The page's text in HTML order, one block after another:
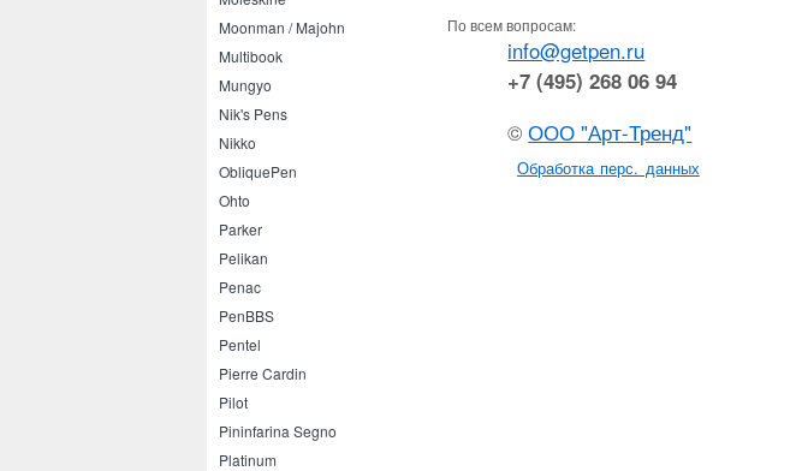
Moonman / Majohn
Multibook
Mungyo
Nik's Pens
Nikko
ObliquePen
Ohto
Parker
Pelikan
Penac
PenBBS
Pentel
Pierre Cardin
Pilot
Pininfarina Segno
Platinum
По всем вопросам:
info@getpen.ru
+7 (495) 268 06 94
©ООО "Арт-Тренд"
Обработка перс. данных